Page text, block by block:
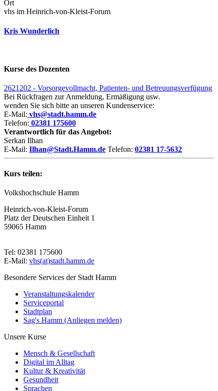
Ort
vhs im Heinrich-von-Kleist-Forum
Kris Wunderlich
Kurse des Dozenten
2621202 - Vorsorgevollmacht, Patienten- und Betreuungsverfügung
Bei Rückfragen zur Anmeldung, Ermäßigung usw.
wenden Sie sich bitte an unseren Kundenservice:
E-Mail: vhs@stadt.hamm.de
Telefon: 02381 175600
Verantwortlich für das Angebot:
Serkan Ilhan
E-Mail: Ilhan@Stadt.Hamm.de Telefon: 02381 17-5632
Kurs teilen:
Volkshochschule Hamm
Heinrich-von-Kleist-Forum
Platz der Deutschen Einheit 1
59065 Hamm
Tel: 02381 175600
E-Mail: vhs(at)stadt.hamm.de
Besondere Services der Stadt Hamm
Veranstaltungskalender
Serviceportal
Stadtplan
Sag's Hamm (Anliegen melden)
Unsere Kurse
Mensch & Gesellschaft
Digital im Alltag
Kultur & Kreativität
Gesundheit
Sprachen